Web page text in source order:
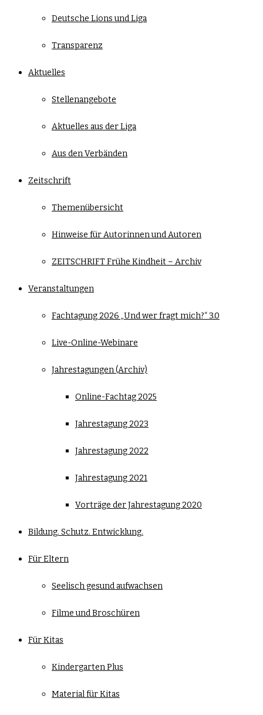
Deutsche Lions und Liga
Transparenz
Aktuelles
Stellenangebote
Aktuelles aus der Liga
Aus den Verbänden
Zeitschrift
Themenübersicht
Hinweise für Autorinnen und Autoren
ZEITSCHRIFT Frühe Kindheit – Archiv
Veranstaltungen
Fachtagung 2026 „Und wer fragt mich?“ 3.0
Live-Online-Webinare
Jahrestagungen (Archiv)
Online-Fachtag 2025
Jahrestagung 2023
Jahrestagung 2022
Jahrestagung 2021
Vorträge der Jahrestagung 2020
Bildung. Schutz. Entwicklung.
Für Eltern
Seelisch gesund aufwachsen
Filme und Broschüren
Für Kitas
Kindergarten Plus
Material für Kitas